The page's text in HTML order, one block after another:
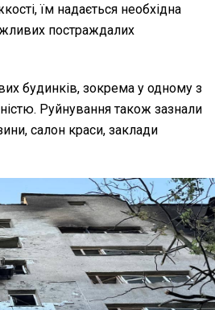
їм надається необхідна
постраждалих
будинків, зокрема у одному з
Руйнування також зазнали
салон краси, заклади